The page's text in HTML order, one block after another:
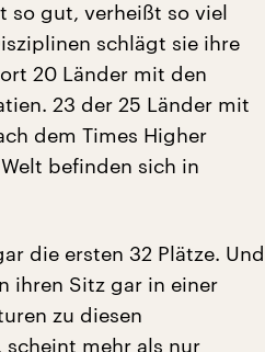
so gut, verheißt so viel
schlägt sie ihre
20 Länder mit den
23 der 25 Länder mit
dem Times Higher
befinden sich in
die ersten 32 Plätze. Und
ihren Sitz gar in einer
zu diesen
mehr als nur